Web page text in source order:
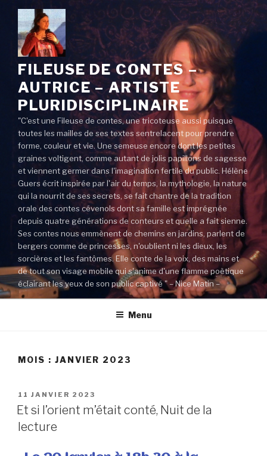
FILEUSE DE CONTES –
AUTRICE – ARTISTE
PLURIDISCIPLINAIRE
"C'est une Fileuse de contes, une tricoteuse aussi puisque
toutes les mailles de ses textes sentrelacent pour prendre
forme, couleur et vie. Une semeuse encore dont les petites
graines voltigent, comme autant de jolis papillons de sagesse
et viennent germer dans l'imagination fertile du public. Hélène
Guers écrit inspirée par l'air du temps, la mythologie, la nature
qui la nourrit de ses secrets, se fait chantre de la tradition
orale des contes cévenols dont sa famille est imprégnée
depuis quatre générations de conteurs et quelle a fait sienne.
Ses contes nous emmènent de chemins en jardins, parlent de
bergers comme de princesses, n'oublient ni les dieux, les
sorcières et les fantômes. Elle conte de la voix, des mains et
de tout son visage mobile qui s'anime d'une flamme poètique
éclairant les yeux de son public captivé " – Nice Matin –
Menu
MOIS : JANVIER 2023
11 JANVIER 2023
Et si l’orient m’était conté, Nuit de la
lecture